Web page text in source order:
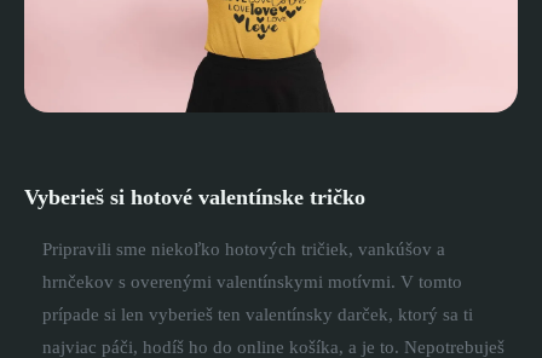
Vyberieš si hotové valentínske tričko
Pripravili sme niekoľko hotových tričiek, vankúšov a
hrnčekov s overenými valentínskymi motívmi. V tomto
prípade si len vyberieš ten valentínsky darček, ktorý sa ti
najviac páči, hodíš ho do online košíka, a je to. Nepotrebuješ